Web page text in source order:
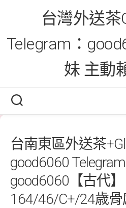
台灣外送茶
Telegram：
妹 主動
台南東區外送茶
good6060 Telegram
good6060【古代】
164/46/C+/24歳